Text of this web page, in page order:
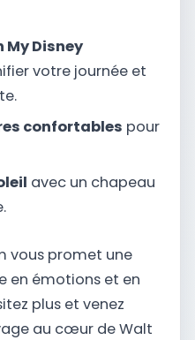
Disney
votre journée et
confortables pour
avec un chapeau
vous promet une
en émotions et en
plus et venez
au cœur de Walt